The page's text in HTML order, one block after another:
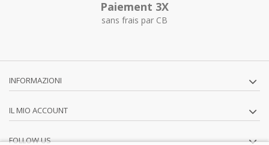
Paiement 3X
sans frais par CB
INFORMAZIONI
IL MIO ACCOUNT
FOLLOW US